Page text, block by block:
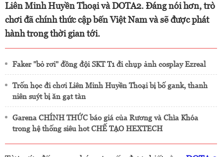
Liên Minh Huyền Thoại và DOTA2. Đáng nói hơn, trò
chơi đã chính thức cập bến Việt Nam và sẽ được phát
hành trong thời gian tới.
Faker "bỏ rơi" đồng đội SKT T1 đi chụp ảnh cosplay Ezreal
Trốn học đi chơi Liên Minh Huyền Thoại bị bố gank, thanh
niên suýt bị ăn gạt tàn
Garena CHÍNH THỨC báo giá của Rương và Chìa Khóa
trong hệ thống siêu hot CHẾ TẠO HEXTECH